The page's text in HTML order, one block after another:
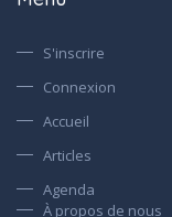
S'inscrire
Connexion
Accueil
Articles
Agenda
À propos de nous